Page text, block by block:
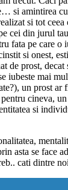
si amintirea
si tot
cei din jurul
fata pe care o
si onest,
de prost,
iubeste mai
un prost ar
cineva,
si
asta se face
cati dintre